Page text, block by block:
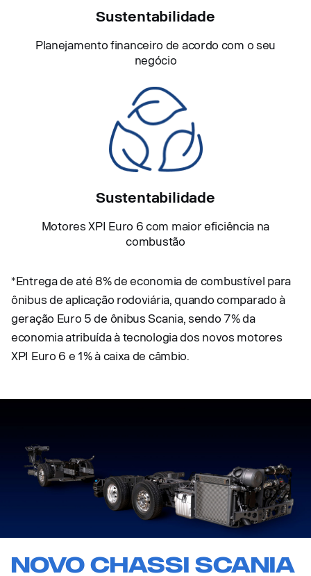
Sustentabilidade
Planejamento financeiro de acordo com o seu
negócio
Sustentabilidade
Motores XPI Euro 6 com maior eficiência na
combustão
*Entrega de até 8% de economia de combustível para
ônibus de aplicação rodoviária, quando comparado à
geração Euro 5 de ônibus Scania, sendo 7% da
economia atribuída à tecnologia dos novos motores
XPI Euro 6 e 1% à caixa de câmbio.
Novo chassi Scania